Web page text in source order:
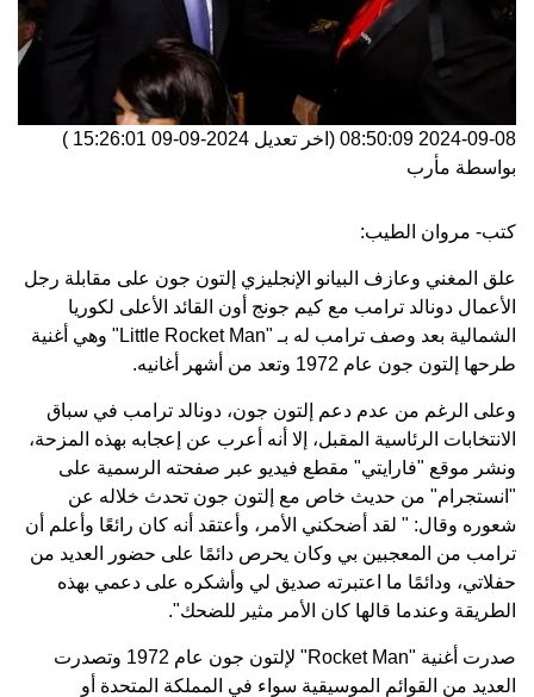
2024-09-08 08:50:09 (اخر تعديل 2024-09-09 15:26:01
)
بواسطة مأرب
كتب- مروان الطيب:
علق المغني وعازف البيانو الإنجليزي إلتون جون على مقابلة رجل
الأعمال دونالد ترامب مع كيم جونج أون القائد الأعلى لكوريا
الشمالية بعد وصف ترامب له بـ "Little Rocket Man" وهي أغنية
طرحها إلتون جون عام 1972 وتعد من أشهر أغانيه.
وعلى الرغم من عدم دعم إلتون جون، دونالد ترامب في سباق
الانتخابات الرئاسية المقبل، إلا أنه أعرب عن إعجابه بهذه المزحة،
ونشر موقع "فارايتي" مقطع فيديو عبر صفحته الرسمية على
"انستجرام" من حديث خاص مع إلتون جون تحدث خلاله عن
شعوره وقال: " لقد أضحكني الأمر، وأعتقد أنه كان رائعًا وأعلم أن
ترامب من المعجبين بي وكان يحرص دائمًا على حضور العديد من
حفلاتي، ودائمًا ما اعتبرته صديق لي وأشكره على دعمي بهذه
الطريقة وعندما قالها كان الأمر مثير للضحك".
صدرت أغنية "Rocket Man" لإلتون جون عام 1972 وتصدرت
العديد من القوائم الموسيقية سواء في المملكة المتحدة أو